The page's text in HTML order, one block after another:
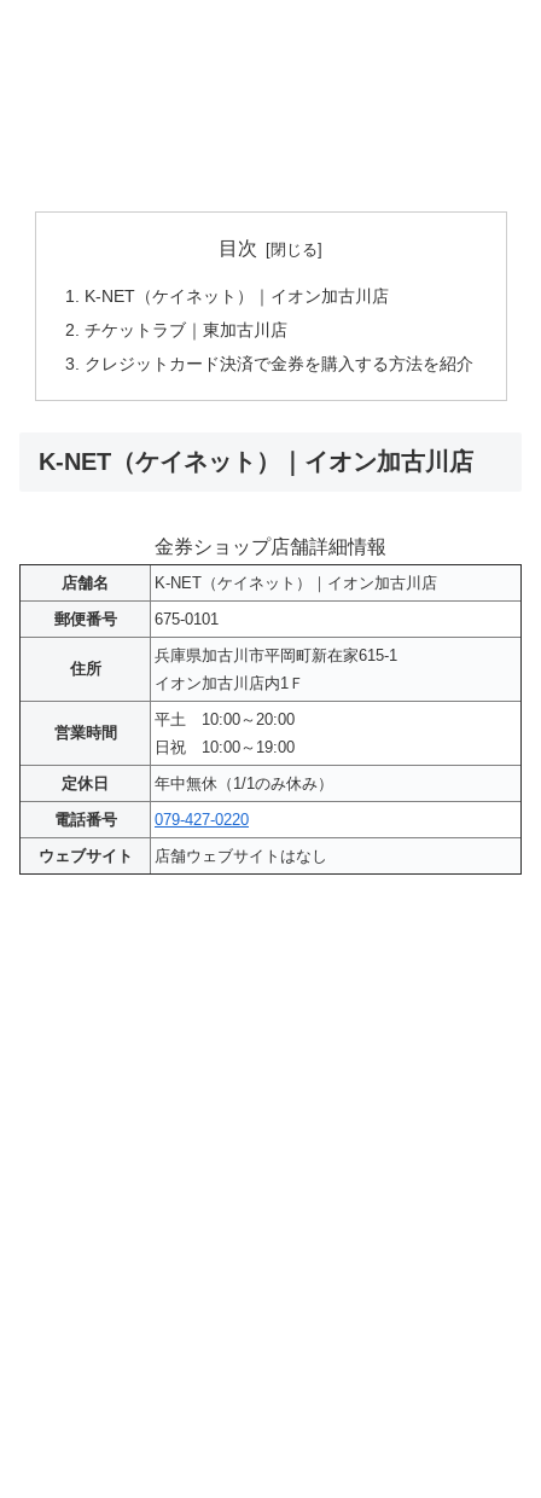
目次
K-NET（ケイネット）｜イオン加古川店
チケットラブ｜東加古川店
クレジットカード決済で金券を購入する方法を紹介
K-NET（ケイネット）｜イオン加古川店
金券ショップ店舗詳細情報
店舗名
K-NET（ケイネット）｜イオン加古川店
郵便番号
675-0101
住所
兵庫県加古川市平岡町新在家615-1
イオン加古川店内1Ｆ
営業時間
平土 10:00～20:00
日祝 10:00～19:00
定休日
年中無休（1/1のみ休み）
電話番号
079-427-0220
ウェブサイト
店舗ウェブサイトはなし